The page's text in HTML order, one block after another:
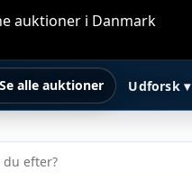
alle auktioner Udforsk ▾